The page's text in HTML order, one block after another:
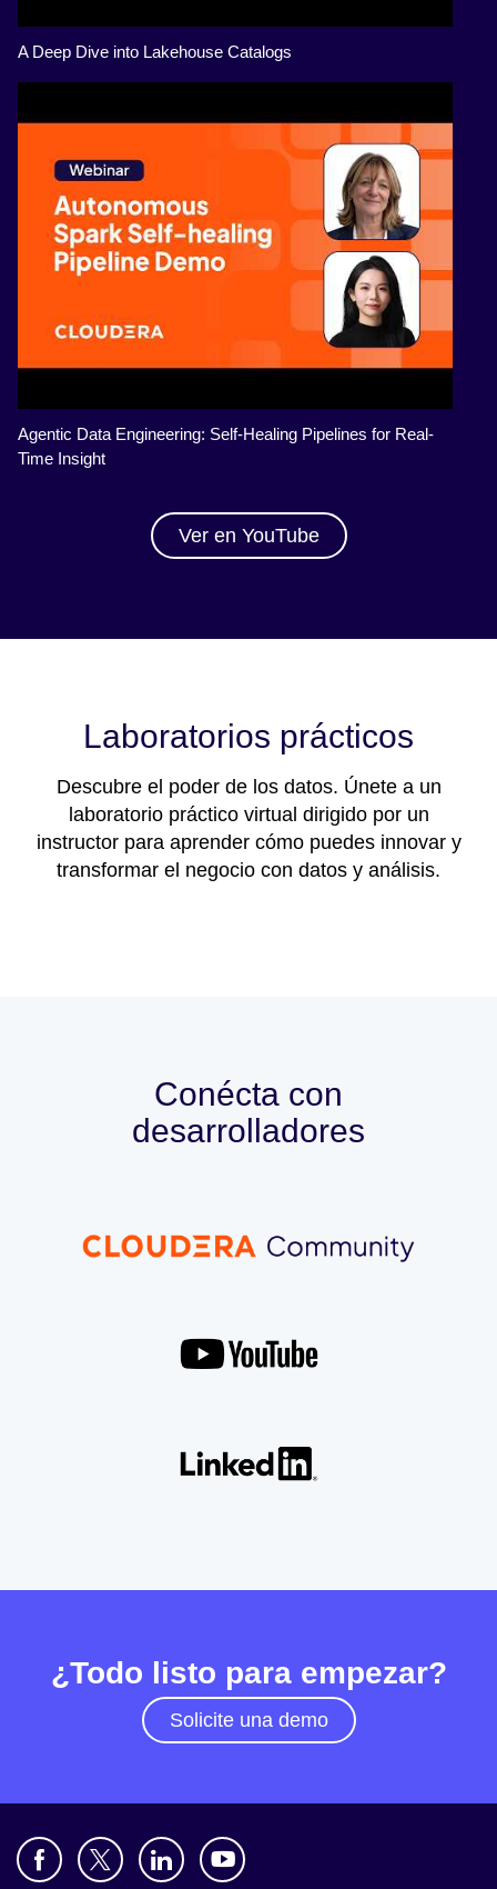
A Deep Dive into Lakehouse Catalogs
Agentic Data Engineering: Self-Healing Pipelines for Real-
Time Insight
Ver en YouTube
Laboratorios prácticos
Descubre el poder de los datos. Únete a un
laboratorio práctico virtual dirigido por un
instructor para aprender cómo puedes innovar y
transformar el negocio con datos y análisis.
Conécta con
desarrolladores
¿Todo listo para empezar?
Solicite una demo